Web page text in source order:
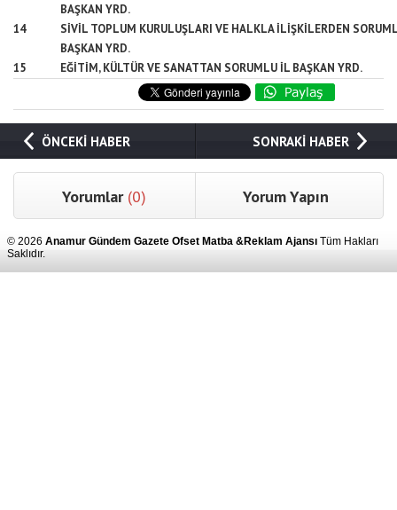
BAŞKAN YRD.
14
SİVİL TOPLUM KURULUŞLARI VE HALKLA İLİŞKİLERDEN
BAŞKAN YRD.
15
EĞİTİM, KÜLTÜR VE SANATTAN SORUMLU İL BAŞKAN YRD.
ÖNCEKİ HABER SONRAKİ HABER
Yorumlar (0) Yorum Yapın
© 2026 Anamur Gündem Gazete Ofset Matba &Reklam Ajansı Tüm Hakları
Saklıdır.